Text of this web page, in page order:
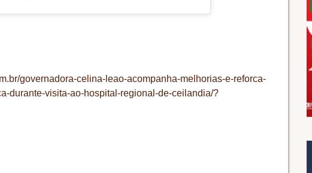
governadora-celina-leao-acompanha-melhorias-e-reforca-
durante-visita-ao-hospital-regional-de-ceilandia/?